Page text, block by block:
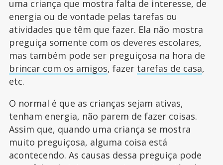
uma criança que mostra falta de interesse, de
energia ou de vontade pelas tarefas ou
atividades que têm que fazer. Ela não mostra
preguiça somente com os deveres escolares,
mas também pode ser preguiçosa na hora de
brincar com os amigos, fazer tarefas de casa,
etc.
O normal é que as crianças sejam ativas,
tenham energia, não parem de fazer coisas.
Assim que, quando uma criança se mostra
muito preguiçosa, alguma coisa está
acontecendo. As causas dessa preguiça pode